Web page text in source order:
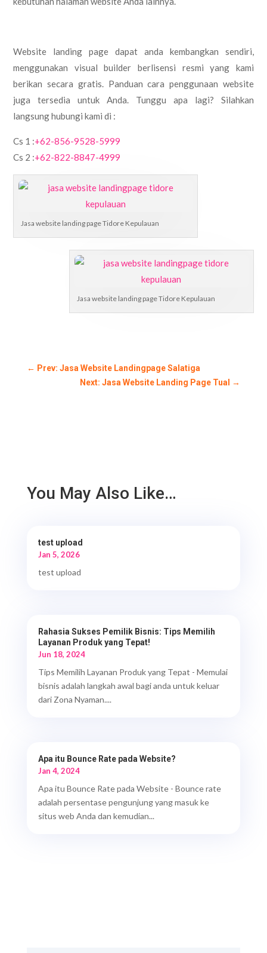
Website landing page dapat anda kembangkan sendiri,
menggunakan visual builder berlisensi resmi yang kami
berikan secara gratis. Panduan cara penggunaan website
juga tersedia untuk Anda. Tunggu apa lagi? Silahkan
langsung hubungi kami di :
Cs 1 :+62-856-9528-5999
Cs 2 :+62-822-8847-4999
Jasa website landing page Tidore Kepulauan
Jasa website landing page Tidore Kepulauan
← Prev: Jasa Website Landingpage Salatiga
Next: Jasa Website Landing Page Tual
→
You May Also Like…
test upload
Jan 5, 2026
test upload
Rahasia Sukses Pemilik Bisnis: Tips Memilih
Layanan Produk yang Tepat!
Jun 18, 2024
Tips Memilih Layanan Produk yang Tepat - Memulai
bisnis adalah langkah awal bagi anda untuk keluar
dari Zona Nyaman....
Apa itu Bounce Rate pada Website?
Jan 4, 2024
Apa itu Bounce Rate pada Website - Bounce rate
adalah persentase pengunjung yang masuk ke
situs web Anda dan kemudian...